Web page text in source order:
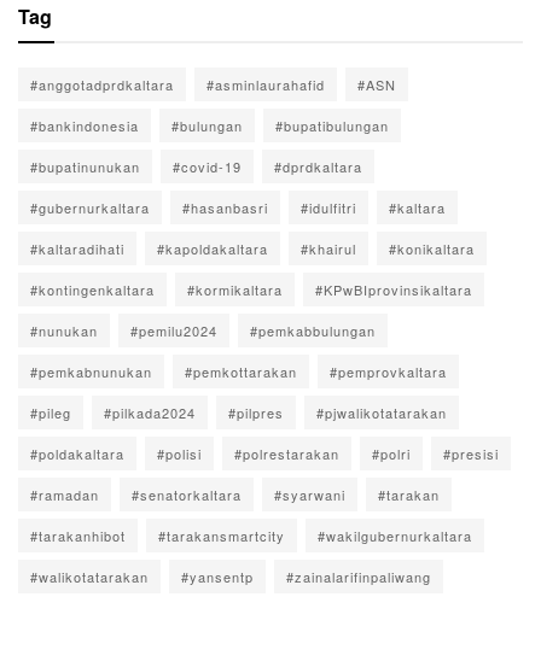
Tag
#anggotadprdkaltara #asminlaurahafid #ASN
#bankindonesia #bulungan #bupatibulungan
#bupatinunukan #covid-19 #dprdkaltara
#gubernurkaltara #hasanbasri #idulfitri #kaltara
#kaltaradihati #kapoldakaltara #khairul #konikaltara
#kontingenkaltara #kormikaltara #KPwBIprovinsikaltara
#nunukan #pemilu2024 #pemkabbulungan
#pemkabnunukan #pemkottarakan #pemprovkaltara
#pileg #pilkada2024 #pilpres #pjwalikotatarakan
#poldakaltara #polisi #polrestarakan #polri #presisi
#ramadan #senatorkaltara #syarwani #tarakan
#tarakanhibot #tarakansmartcity #wakilgubernurkaltara
#walikotatarakan #yansentp #zainalarifinpaliwang